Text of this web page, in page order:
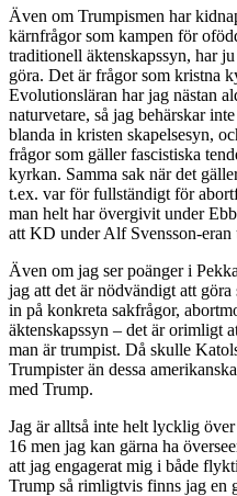
Även om Trumpismen har
kärnfrågor som kampen för
traditionell äktenskapssyn, har
göra. Det är frågor som kristna
Evolutionsläran har jag nästan
naturvetare, så jag behärskar
blanda in kristen skapelsesyn,
frågor som gäller fascistiska
kyrkan. Samma sak när det
t.ex. var för fullständigt för
man helt har övergivit under
att KD under Alf Svensson-eran
Även om jag ser poänger i
jag att det är nödvändigt att
in på konkreta sakfrågor,
äktenskapssyn – det är orimligt
man är trumpist. Då skulle
Trumpister än dessa
med Trump.
Jag är alltså inte helt lycklig
16 men jag kan gärna ha
att jag engagerat mig i både
Trump så rimligtvis finns jag en